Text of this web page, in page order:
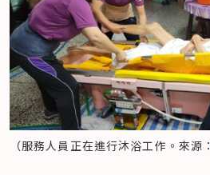
（服務人員正在進行沐浴工作。來源：